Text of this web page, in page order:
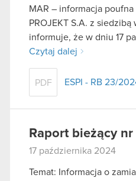
MAR – informacja poufna
PROJEKT S.A. z siedzibą
informuje, że w dniu 17
Czytaj dalej
PDF ESPI - RB 23/
Raport bieżący
17 października 2024
Temat: Informacja o